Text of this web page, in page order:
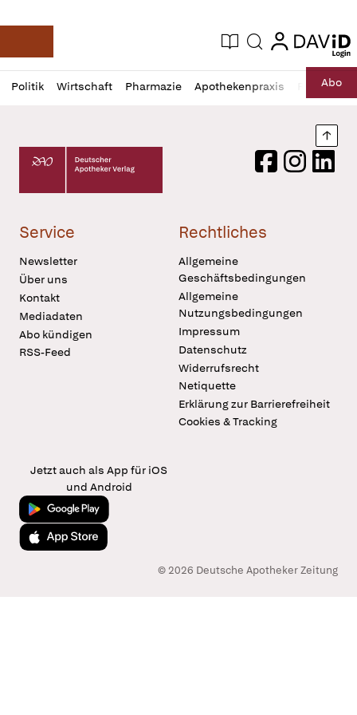
Deutsche Apotheker Zeitung
Aktuelle Ausgabe
Suche login
login
Politik Wirtschaft Pharmazie Apothekenpraxis RechtAbo
Profil
öffnen
Daz
Pur
Deutscher Apotheker Verlag Logo
FacebookInstagram
Service
Newsletter
Über uns
Kontakt
Mediadaten
Abo kündigen
RSS-Feed
Rechtliches
Allgemeine
Geschäftsbedingungen
Allgemeine
Nutzungsbedingungen
Impressum
Datenschutz
Widerrufsrecht
Netiquette
Erklärung zur Barrierefreiheit
Cookies & Tracking
Jetzt auch als App für iOS
und Android
Jetzt bei Google Play
Laden im App Store
© 2026 Deutsche Apotheker Zeitung